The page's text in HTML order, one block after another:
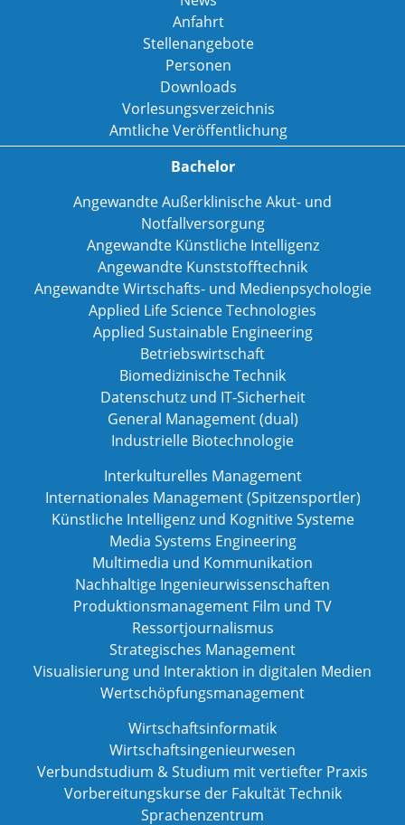
Anfahrt
Stellenangebote
Personen
Downloads
Vorlesungsverzeichnis
Amtliche Veröffentlichung
Bachelor
Angewandte Außerklinische Akut- und
Notfallversorgung
Angewandte Künstliche Intelligenz
Angewandte Kunststofftechnik
Angewandte Wirtschafts- und Medienpsychologie
Applied Life Science Technologies
Applied Sustainable Engineering
Betriebswirtschaft
Biomedizinische Technik
Datenschutz und IT-Sicherheit
General Management (dual)
Industrielle Biotechnologie
Interkulturelles Management
Internationales Management (Spitzensportler)
Künstliche Intelligenz und Kognitive Systeme
Media Systems Engineering
Multimedia und Kommunikation
Nachhaltige Ingenieurwissenschaften
Produktionsmanagement Film und TV
Ressortjournalismus
Strategisches Management
Visualisierung und Interaktion in digitalen Medien
Wertschöpfungsmanagement
Wirtschaftsinformatik
Wirtschaftsingenieurwesen
Verbundstudium & Studium mit vertiefter Praxis
Vorbereitungskurse der Fakultät Technik
Sprachenzentrum